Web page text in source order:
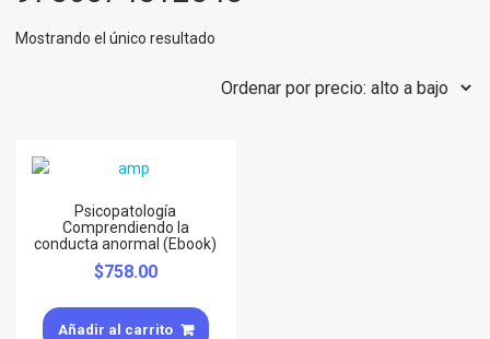
Mostrando el único resultado
Psicopatología
Comprendiendo la
conducta anormal (Ebook)
$758.00
Añadir al carrito